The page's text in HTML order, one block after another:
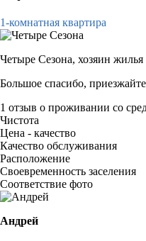
1-комнатная квартира
Четыре Сезона, хозяин жилья
Большое спасибо,
1 отзыв о проживании со
Чистота
Цена - качество
Качество обслуживания
Расположение
Своевременность заселения
Соответствие фото
Андрей